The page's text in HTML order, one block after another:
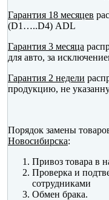
Гарантия 18 месяцев
(D1…..D4) ADL
Гарантия 3 месяца
для авто, за
Гарантия 2 недели
продукцию, не
Порядок замены
Новосибирска:
Привоз товара в
Проверка и
сотрудниками
Обмен брака.